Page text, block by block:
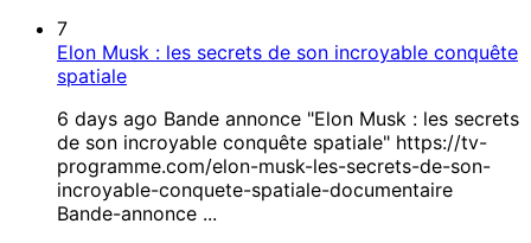
7
Elon Musk : les secrets de son incroyable conquête
spatiale
6 days ago Bande annonce "Elon Musk : les secrets
de son incroyable conquête spatiale" https://tv-
programme.com/elon-musk-les-secrets-de-son-
incroyable-conquete-spatiale-documentaire
Bande-annonce ...